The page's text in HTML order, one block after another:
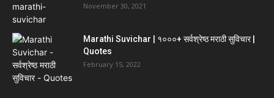
November 30, 2021
Marathi Suvichar | १०००+ सर्वश्रेष्ठ मराठी सुविचार |
Quotes
February 15, 2022